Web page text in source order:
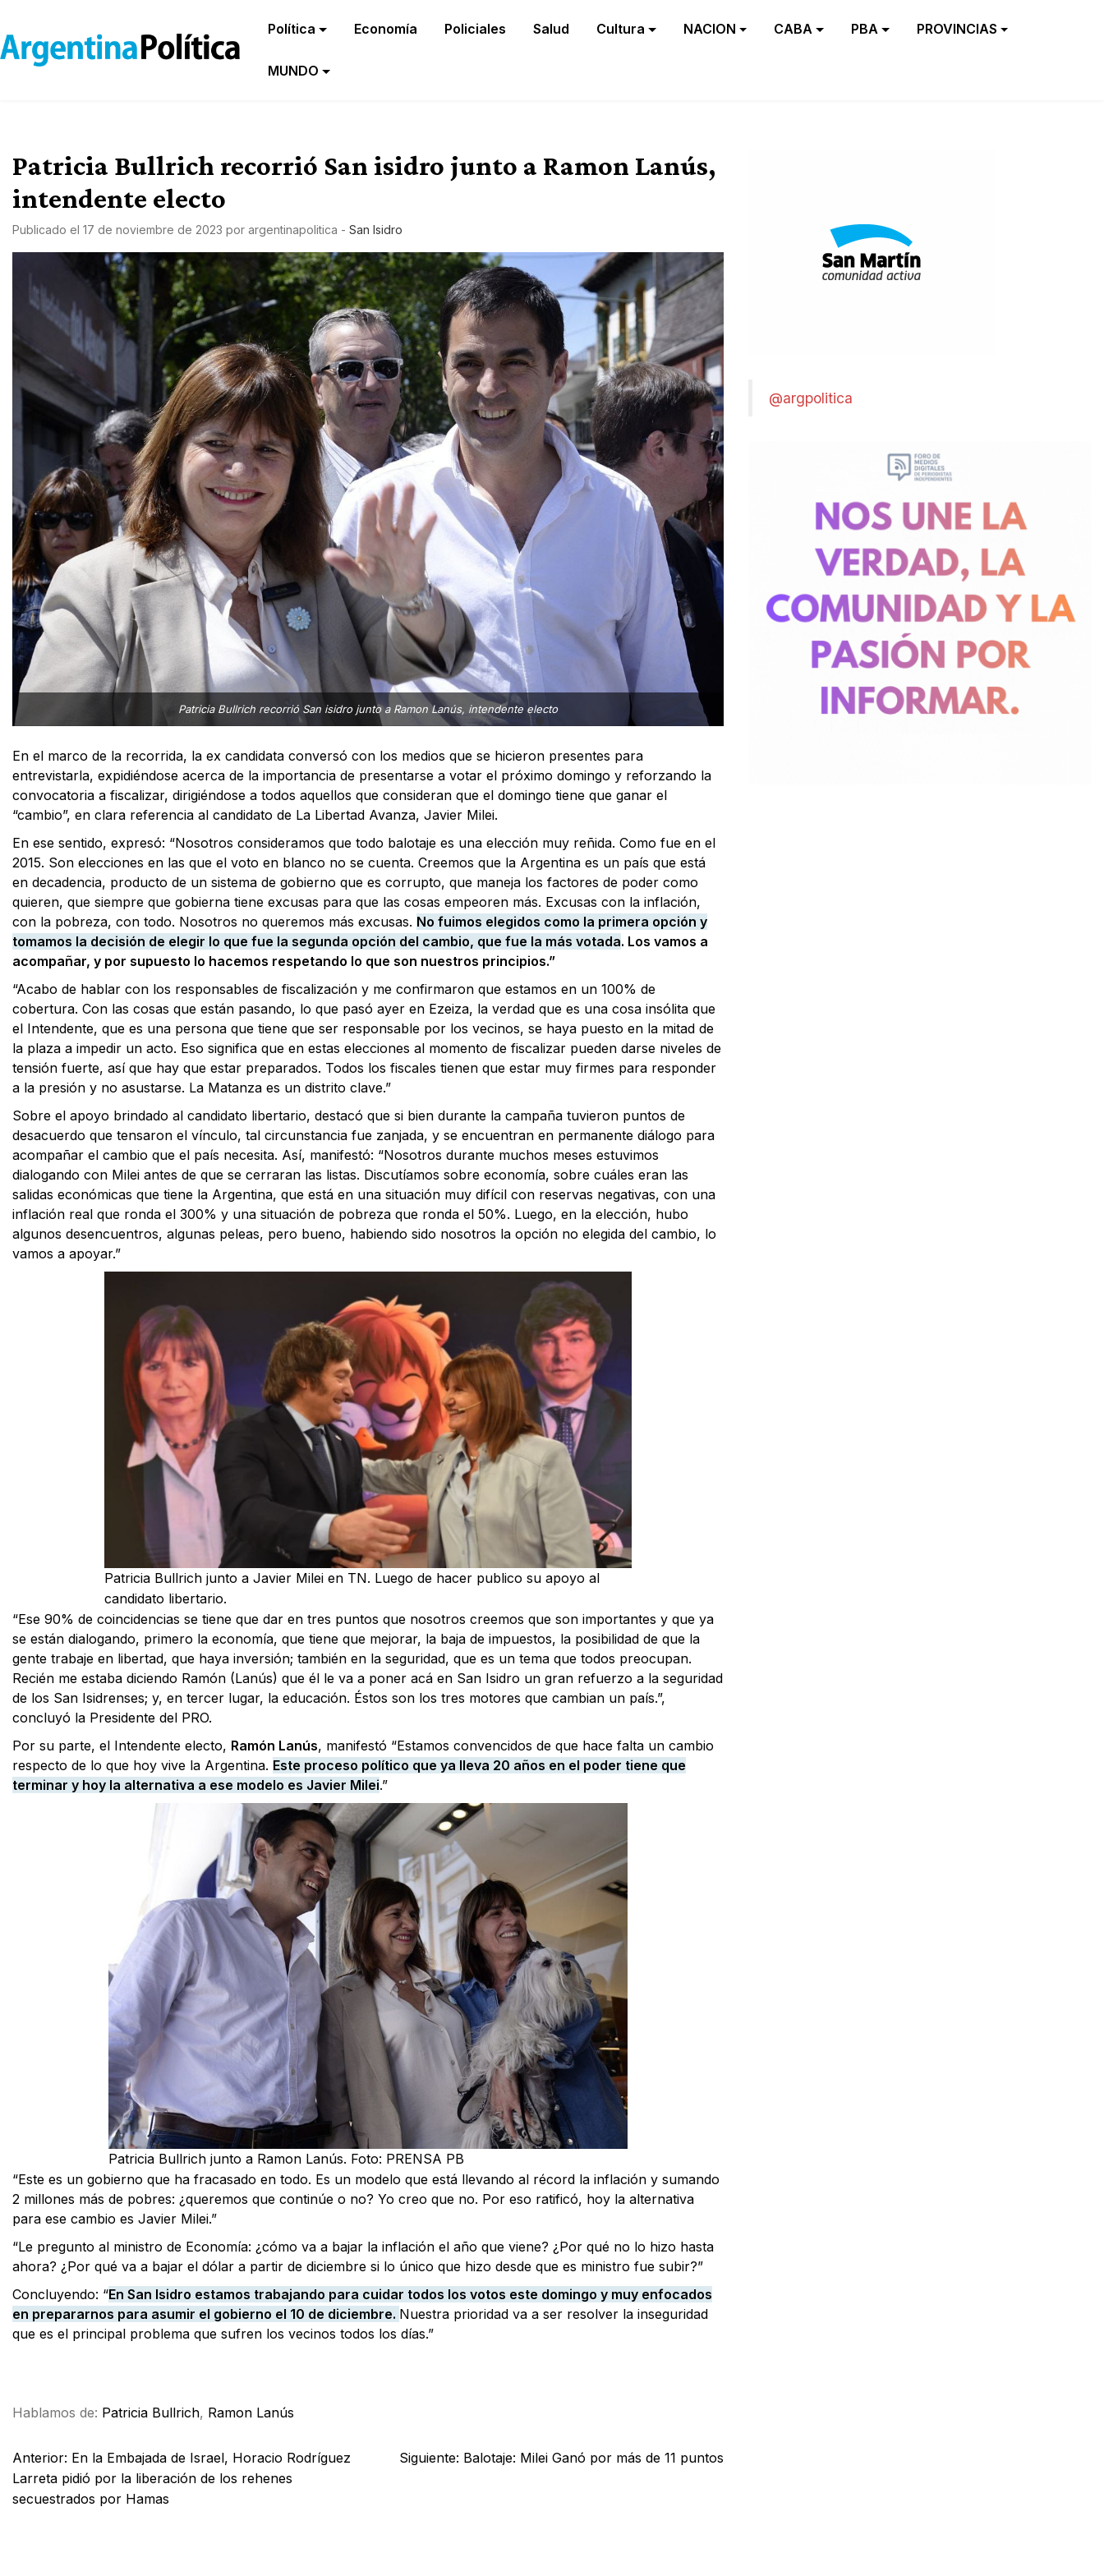
Política Economía Policiales Salud Cultura NACION CABA PBA PROVINCIAS
MUNDO
Patricia Bullrich recorrió San isidro junto a Ramon Lanús,
intendente electo
Publicado el 17 de noviembre de 2023 por argentinapolitica - San Isidro
Patricia Bullrich recorrió San isidro junto a Ramon Lanús, intendente electo
En el marco de la recorrida, la ex candidata conversó con los medios que se hicieron presentes para
entrevistarla, expidiéndose acerca de la importancia de presentarse a votar el próximo domingo y reforzando la
convocatoria a fiscalizar, dirigiéndose a todos aquellos que consideran que el domingo tiene que ganar el
“cambio”, en clara referencia al candidato de La Libertad Avanza, Javier Milei.
En ese sentido, expresó: “Nosotros consideramos que todo balotaje es una elección muy reñida. Como fue en el
2015. Son elecciones en las que el voto en blanco no se cuenta. Creemos que la Argentina es un país que está
en decadencia, producto de un sistema de gobierno que es corrupto, que maneja los factores de poder como
quieren, que siempre que gobierna tiene excusas para que las cosas empeoren más. Excusas con la inflación,
con la pobreza, con todo. Nosotros no queremos más excusas. No fuimos elegidos como la primera opción y
tomamos la decisión de elegir lo que fue la segunda opción del cambio, que fue la más votada. Los vamos a
acompañar, y por supuesto lo hacemos respetando lo que son nuestros principios.”
“Acabo de hablar con los responsables de fiscalización y me confirmaron que estamos en un 100% de
cobertura. Con las cosas que están pasando, lo que pasó ayer en Ezeiza, la verdad que es una cosa insólita que
el Intendente, que es una persona que tiene que ser responsable por los vecinos, se haya puesto en la mitad de
la plaza a impedir un acto. Eso significa que en estas elecciones al momento de fiscalizar pueden darse niveles de
tensión fuerte, así que hay que estar preparados. Todos los fiscales tienen que estar muy firmes para responder
a la presión y no asustarse. La Matanza es un distrito clave.”
Sobre el apoyo brindado al candidato libertario, destacó que si bien durante la campaña tuvieron puntos de
desacuerdo que tensaron el vínculo, tal circunstancia fue zanjada, y se encuentran en permanente diálogo para
acompañar el cambio que el país necesita. Así, manifestó: “Nosotros durante muchos meses estuvimos
dialogando con Milei antes de que se cerraran las listas. Discutíamos sobre economía, sobre cuáles eran las
salidas económicas que tiene la Argentina, que está en una situación muy difícil con reservas negativas, con una
inflación real que ronda el 300% y una situación de pobreza que ronda el 50%. Luego, en la elección, hubo
algunos desencuentros, algunas peleas, pero bueno, habiendo sido nosotros la opción no elegida del cambio, lo
vamos a apoyar.”
Patricia Bullrich junto a Javier Milei en TN. Luego de hacer publico su apoyo al
candidato libertario.
“Ese 90% de coincidencias se tiene que dar en tres puntos que nosotros creemos que son importantes y que ya
se están dialogando, primero la economía, que tiene que mejorar, la baja de impuestos, la posibilidad de que la
gente trabaje en libertad, que haya inversión; también en la seguridad, que es un tema que todos preocupan.
Recién me estaba diciendo Ramón (Lanús) que él le va a poner acá en San Isidro un gran refuerzo a la seguridad
de los San Isidrenses; y, en tercer lugar, la educación. Éstos son los tres motores que cambian un país.”,
concluyó la Presidente del PRO.
Por su parte, el Intendente electo, Ramón Lanús, manifestó “Estamos convencidos de que hace falta un cambio
respecto de lo que hoy vive la Argentina. Este proceso político que ya lleva 20 años en el poder tiene que
terminar y hoy la alternativa a ese modelo es Javier Milei.”
Patricia Bullrich junto a Ramon Lanús. Foto: PRENSA PB
“Este es un gobierno que ha fracasado en todo. Es un modelo que está llevando al récord la inflación y sumando
2 millones más de pobres: ¿queremos que continúe o no? Yo creo que no. Por eso ratificó, hoy la alternativa
para ese cambio es Javier Milei.”
“Le pregunto al ministro de Economía: ¿cómo va a bajar la inflación el año que viene? ¿Por qué no lo hizo hasta
ahora? ¿Por qué va a bajar el dólar a partir de diciembre si lo único que hizo desde que es ministro fue subir?”
Concluyendo: “En San Isidro estamos trabajando para cuidar todos los votos este domingo y muy enfocados
en prepararnos para asumir el gobierno el 10 de diciembre. Nuestra prioridad va a ser resolver la inseguridad
que es el principal problema que sufren los vecinos todos los días.”
Hablamos de: Patricia Bullrich, Ramon Lanús
Anterior: En la Embajada de Israel, Horacio Rodríguez
Larreta pidió por la liberación de los rehenes
secuestrados por Hamas
Siguiente: Balotaje: Milei Ganó por más de 11 puntos
@argpolitica